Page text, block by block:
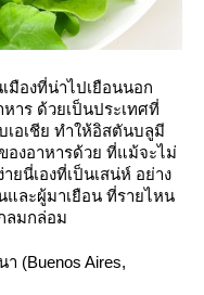
องที่น่าไปเยือนนอก
าร ด้วยเป็นประเทศที่
เอเชีย ทำให้อิสตันบลูมี
องอาหารด้วย ที่แม้จะไม่
ยนี่เองที่เป็นเสน่ห์ อย่าง
และผู้มาเยือน ที่รายไหน
ลมกล่อม
(Buenos Aires,